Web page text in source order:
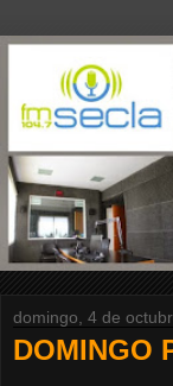
domingo, 4 de
DOMINGO